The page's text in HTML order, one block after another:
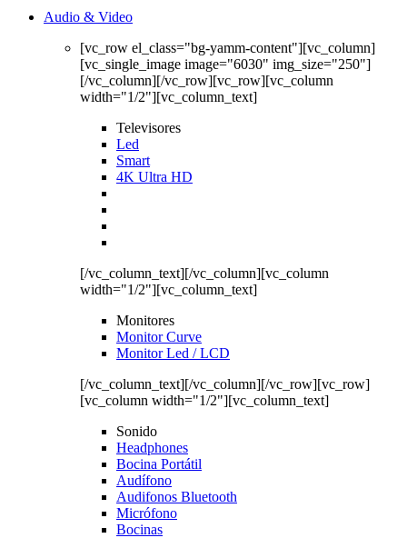
Audio & Video
[vc_row el_class="bg-yamm-content"][vc_column]
[vc_single_image image="6030" img_size="250"]
[/vc_column][/vc_row][vc_row][vc_column
width="1/2"][vc_column_text]
Televisores
Led
Smart
4K Ultra HD
[/vc_column_text][/vc_column][vc_column
width="1/2"][vc_column_text]
Monitores
Monitor Curve
Monitor Led / LCD
[/vc_column_text][/vc_column][/vc_row][vc_row]
[vc_column width="1/2"][vc_column_text]
Sonido
Headphones
Bocina Portátil
Audífono
Audifonos Bluetooth
Micrófono
Bocinas